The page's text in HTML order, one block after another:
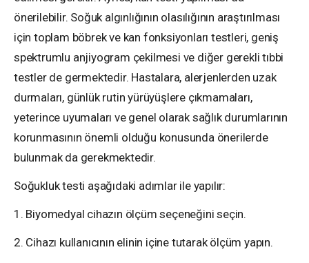
önerilebilir. Soğuk algınlığının olasılığının araştırılması
için toplam böbrek ve kan fonksiyonları testleri, geniş
spektrumlu anjiyogram çekilmesi ve diğer gerekli tıbbi
testler de germektedir. Hastalara, alerjenlerden uzak
durmaları, günlük rutin yürüyüşlere çıkmamaları,
yeterince uyumaları ve genel olarak sağlık durumlarının
korunmasının önemli olduğu konusunda önerilerde
bulunmak da gerekmektedir.
Soğukluk testi aşağıdaki adımlar ile yapılır:
1. Biyomedyal cihazın ölçüm seçeneğini seçin.
2. Cihazı kullanıcının elinin içine tutarak ölçüm yapın.